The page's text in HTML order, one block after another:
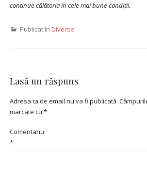
continue călătoria în cele mai bune condiții.
Publicat în Diverse
Lasă un răspuns
Adresa ta de email nu va fi publicată.
marcate cu *
Comentariu
*